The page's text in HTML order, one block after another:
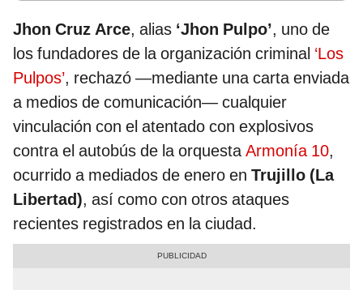
Jhon Cruz Arce, alias ‘Jhon Pulpo’, uno de
los fundadores de la organización criminal ‘Los
Pulpos’, rechazó —mediante una carta enviada
a medios de comunicación— cualquier
vinculación con el atentado con explosivos
contra el autobús de la orquestaArmonía 10,
ocurrido a mediados de enero en Trujillo (La
Libertad), así como con otros ataques
recientes registrados en la ciudad.